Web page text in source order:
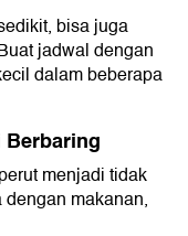
bisa juga
jadwal dengan
dalam beberapa
Berbaring
menjadi tidak
makanan,